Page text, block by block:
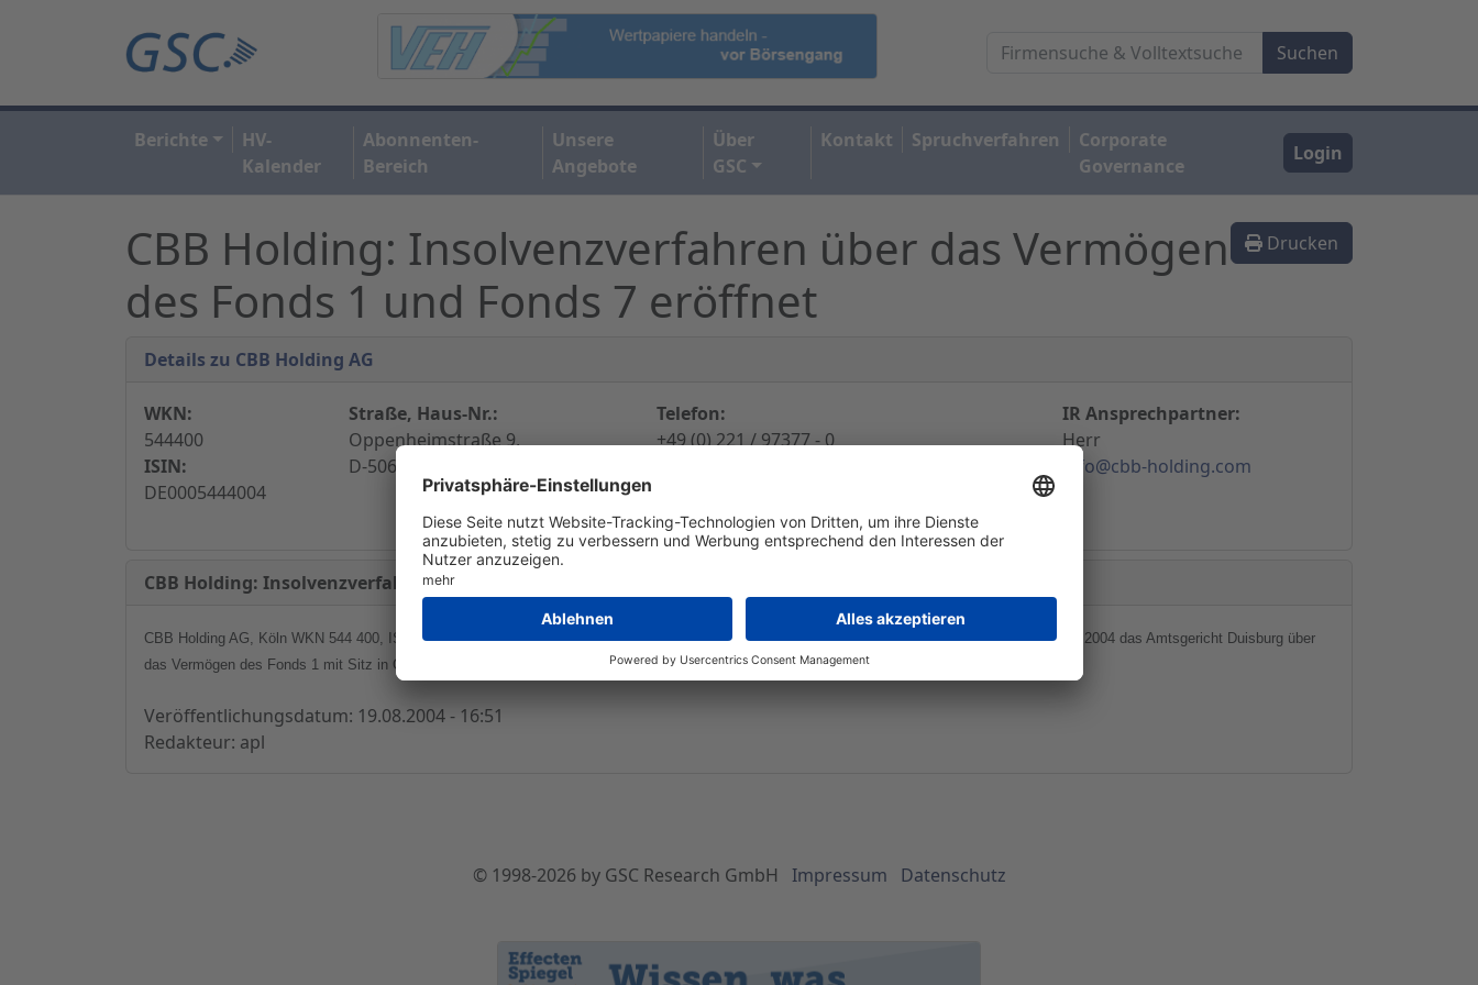
Berichte
HV-
Kalender
Abonnenten-
Bereich
Unsere
Angebote
Über
GSC
Kontakt Spruchverfahren
Corporate
Governance
Login
Drucken
CBB Holding: Insolvenzverfahren über das Vermögen
des Fonds 1 und Fonds 7 eröffnet
Details zu CBB Holding AG
WKN:
544400
ISIN:
DE0005444004
Straße, Haus-Nr.:
Oppenheimstraße 9,
D-50668 Köln, Deutschland
Telefon:
+49 (0) 221 / 97377 - 0
IR Ansprechpartner:
Herr
info@cbb-holding.com
CBB Holding: Insolvenzverfahren über das Vermögen des Fonds 1 und Fonds 7 eröffnet
CBB Holding AG, Köln WKN 544 400, ISIN DE0005444004 meldet in heutiger Ad-hoc-Mitteilung, dass mit Beschlüssen vom 09.08.2004 bzw. 16.08.2004 das Amtsgericht Duisburg über
das Vermögen des Fonds 1 mit Sitz in Oberhausen als auch des Fonds 7 mit Sitz in Oberhausen das Insolvenzverfahren eröffnet hat.
Veröffentlichungsdatum: 19.08.2004 - 16:51
Redakteur: apl
© 1998-2026by GSC Research GmbH Impressum Datenschutz